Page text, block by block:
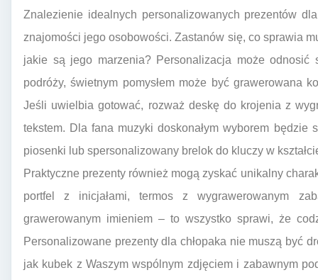
Znalezienie idealnych personalizowanych prezentów
znajomości jego osobowości. Zastanów się, co sprawia
jakie są jego marzenia? Personalizacja może
podróży, świetnym pomysłem może być grawerowana
Jeśli uwielbia gotować, rozważ deskę do krojenia z
tekstem. Dla fana muzyki doskonałym wyborem będzie
piosenki lub spersonalizowany brelok do kluczy w
Praktyczne prezenty również mogą zyskać unikalny
portfel z inicjałami, termos z wygrawerowanym
grawerowanym imieniem – to wszystko sprawi, że
Personalizowane prezenty dla chłopaka nie muszą być
jak kubek z Waszym wspólnym zdjęciem i zabawnym